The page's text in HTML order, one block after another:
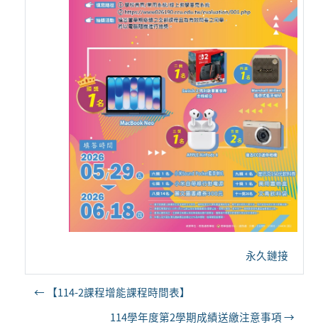
永久鏈接
← 【114-2課程增能課程時間表】
114學年度第2學期成績送繳注意事項 →